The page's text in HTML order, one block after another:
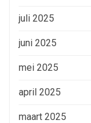
juli 2025
juni 2025
mei 2025
april 2025
maart 2025